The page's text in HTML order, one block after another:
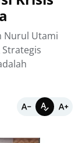
Nurul Utami